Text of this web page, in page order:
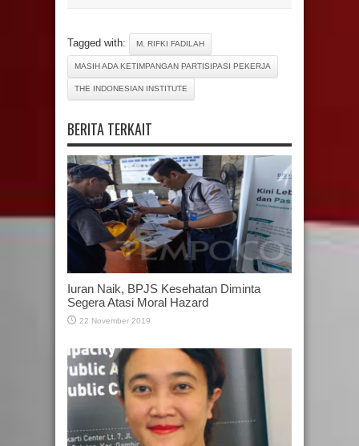
Tagged with: M. RIFKI FADILAH
MASIH ADA KETIMPANGAN PARTISIPASI PEKERJA
THE INDONESIAN INSTITUTE
BERITA TERKAIT
Iuran Naik, BPJS Kesehatan Diminta
Segera Atasi Moral Hazard
22 November 2019